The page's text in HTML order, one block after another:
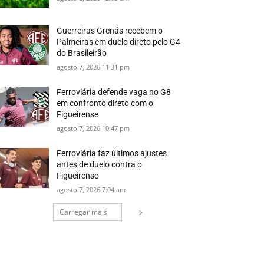
Guerreiras Grenás recebem o
Palmeiras em duelo direto pelo G4
do Brasileirão
agosto 7, 2026 11:31 pm
Ferroviária defende vaga no G8
em confronto direto com o
Figueirense
agosto 7, 2026 10:47 pm
Ferroviária faz últimos ajustes
antes de duelo contra o
Figueirense
agosto 7, 2026 7:04 am
Carregar mais